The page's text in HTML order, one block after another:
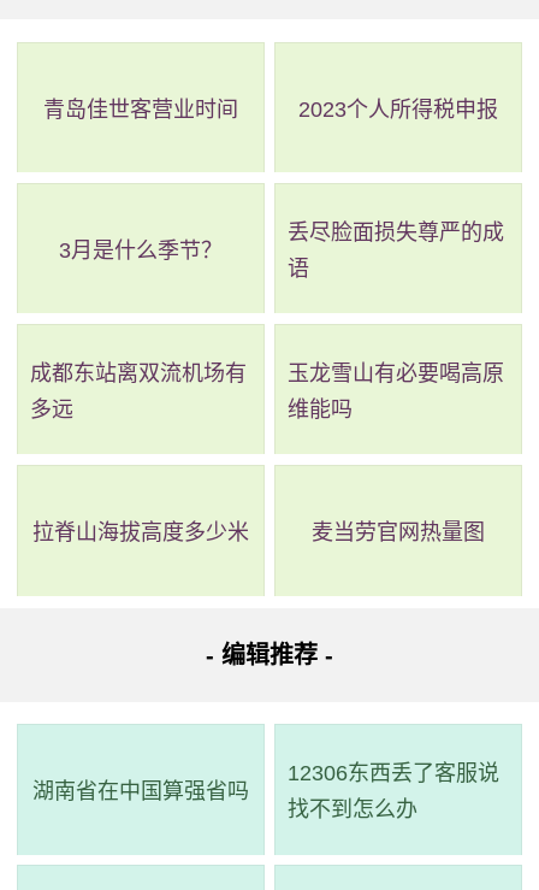
识，明确自己的责任和义务，从而有效避免一些不必要的损
培养他们正确的价值观念和行为规范，提升综合素质，增强
财产的损失，降低社会负担。
总之，大学生安全教育对于大学生的健康成长和全面发
要学校、家庭和社会各方共同关注，切实加强大学生安全教
青岛佳世客营业时间 2023个人所得税申报
3月是什么季节？
丢尽脸面损失尊严的成
语
成都东站离双流机场有
多远
玉龙雪山有必要喝高原
维能吗
拉脊山海拔高度多少米 麦当劳官网热量图
- 编辑推荐 -
湖南省在中国算强省吗
12306东西丢了客服说
找不到怎么办